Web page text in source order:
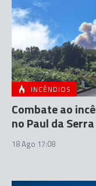
INCÊNDIOS
Combate ao
no Paul da Serra
18 Ago 17:08